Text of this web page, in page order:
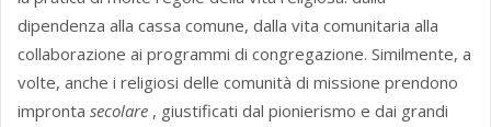
dipendenza alla cassa comune, dalla vita comunitaria alla
collaborazione ai programmi di congregazione. Similmente, a
volte, anche i religiosi delle comunità di missione prendono
impronta secolare , giustificati dal pionierismo e dai grandi